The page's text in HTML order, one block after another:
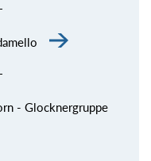
- Glocknergruppe